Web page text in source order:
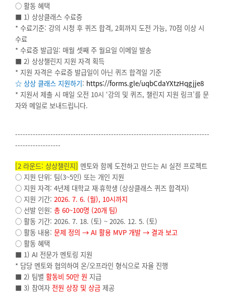
○ 활동 혜택
■ 1) 상상클래스 수료증
* 수료기준: 강의 시청 후 퀴즈 합격, 2회까지 도전 가능, 70점 이상 시
수료
* 수료증 발급일: 매월 셋째 주 월요일 이메일 발송
■ 2) 상상챌린지 지원 자격 획득
* 지원 자격은 수료증 발급일이 아닌 퀴즈 합격일 기준
☆ 상상 클래스 지원하기: https://forms.gle/uqbCdaYXtzHqgjje8
* 지원서 제출 시 매일 오전 10시 ‘강의 및 퀴즈, 챌린지 지원 링크’를 문
자와 메일로 보내드립니다.
-----------------------------------------------------------------------------
------------------
[2 라운드: 상상챌린지] 멘토와 함께 도전하고 만드는 AI 실전 프로젝트
○ 지원 단위: 팀(3~5인) 또는 개인 지원
○ 지원 자격: 4년제 대학교 재∙휴학생 (상상클래스 퀴즈 합격자)
○ 지원 기간: 2026. 7. 6. (월), 10시까지
○ 선발 인원: 총 60~100명 (20개 팀)
○ 활동 기간: 2026. 7. 18. (토) ~ 2026. 12. 5. (토)
○ 활동 내용: 문제 정의 → AI 활용 MVP 개발 → 결과 보고
○ 활동 혜택
■ 1) AI 전문가 멘토링 지원
* 담당 멘토와 협의하여 온/오프라인 형식으로 자율 진행
■ 2) 팀별 활동비 50만 원 지급
■ 3) 참여자 전원 상장 및 상금 제공